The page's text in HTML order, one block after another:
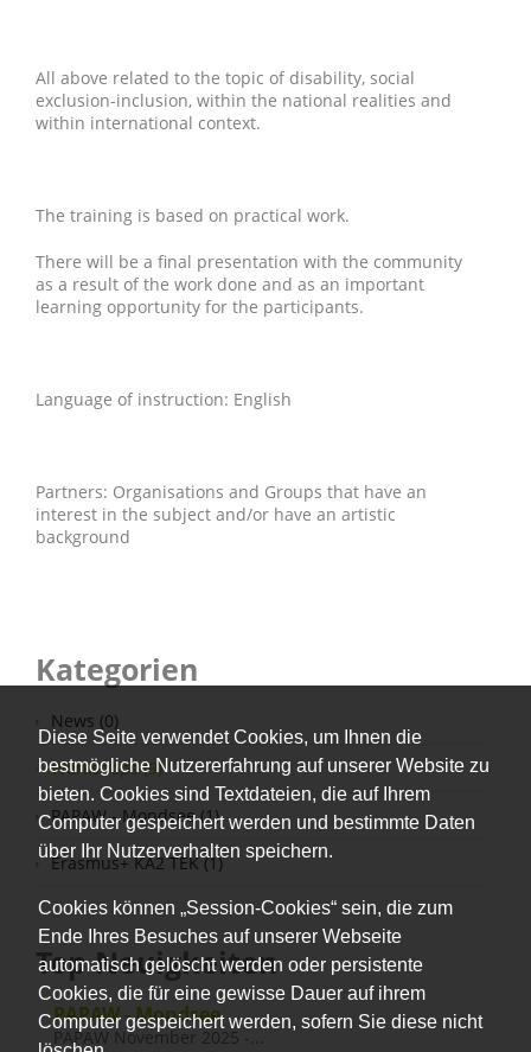
Diese Seite verwendet Cookies, um Ihnen die
bestmögliche Nutzererfahrung auf unserer Website zu
bieten. Cookies sind Textdateien, die auf Ihrem
Computer gespeichert werden und bestimmte Daten
über Ihr Nutzerverhalten speichern.
Cookies können „Session-Cookies“ sein, die zum
Ende Ihres Besuches auf unserer Webseite
automatisch gelöscht werden oder persistente
Cookies, die für eine gewisse Dauer auf ihrem
Computer gespeichert werden, sofern Sie diese nicht
All above related to the topic of disability, social
exclusion-inclusion, within the national realities and
within international context.
The training is based on practical work.
There will be a final presentation with the community
as a result of the work done and as an important
learning opportunity for the participants.
Language of instruction: English
Partners: Organisations and Groups that have an
interest in the subject and/or have an artistic
background
Kategorien
News (0)
Workshops (9)
PAPAW - Mondsee (1)
Erasmus+ KA2 TEK (1)
Top Neuigkeiten
PAPAW - Mondsee
PAPAW November 2025 -...